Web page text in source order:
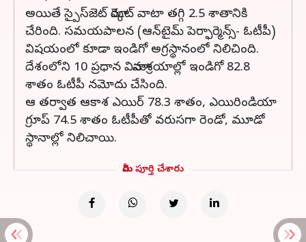
అయితే స్పైస్‌జెట్ మార్కెట్‌ వాటా తగ్గి 2.5 శాతానికి
చేరింది. సమయపాలన (ఆన్‌టైమ్‌ పెర్ఫార్మెన్స్‌- ఓటీపీ)
విషయంలో కూడా ఇండిగో అగ్రస్థానంలో నిలిచింది.
దేశంలోని 10 ప్రధాన విమానాశ్రయాల్లో ఇండిగో 82.8
శాతం ఓటీపీ నమోదు చేసింది.
ఆ తర్వాత ఆకాశ ఎయిర్ 78.3 శాతం, ఎయిరిండియా
గ్రూప్ 74.5 శాతం ఓటీపీతో వరుసగా రెండో, మూడో
స్థానాల్లో నిలిచాయి.
మీరు పూర్తి చేశారు